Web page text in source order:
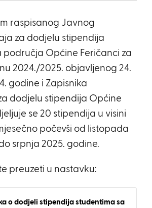
raspisanog Javnog
za dodjelu stipendija
područja Općine Feričanci za
2024./2025. objavljenog 24.
godine i Zapisnika
dodjelu stipendija Općine
se 20 stipendija u visini
počevši od listopada
srpnja 2025. godine.
preuzeti u nastavku:
o dodjeli stipendija studentima sa